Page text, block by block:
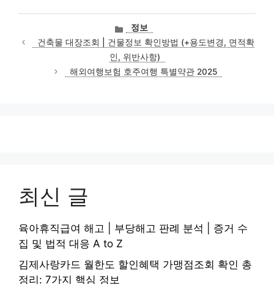
카
테
고
리
정보
건축물 대장조회 | 건물정보 확인방법 (+용도변경, 면적확
인, 위반사항)
해외여행보험 호주여행 특별약관 2025
최신 글
육아휴직급여 해고 | 부당해고 판례 분석 | 증거 수
집 및 법적 대응 A to Z
김제사랑카드 월한도 할인혜택 가맹점조회 확인 총
정리: 7가지 핵심 정보